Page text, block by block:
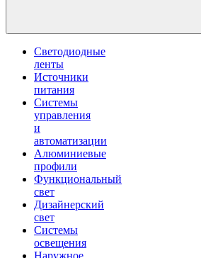
Светодиодные
ленты
Источники
питания
Системы
управления
и
автоматизации
Алюминиевые
профили
Функциональный
свет
Дизайнерский
свет
Системы
освещения
Наружное